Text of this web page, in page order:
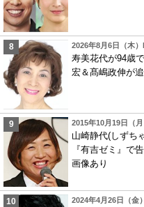
2026年8月6日（木
寿美花代が94歳
宏＆髙嶋政伸が
2015年10月19日（
山崎静代(しずち
『有吉ゼミ』で
画像あり
2024年4月26日（金